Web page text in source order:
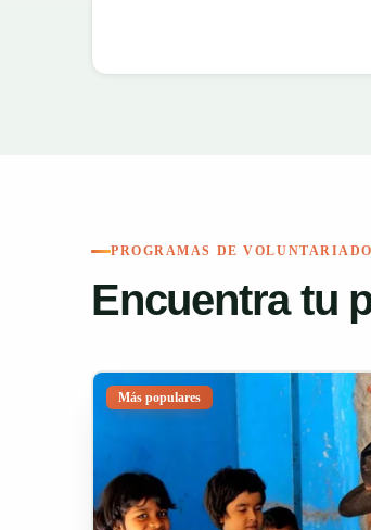
PROGRAMAS DE VOLUNTARIADO
Encuentra tu
Más populares